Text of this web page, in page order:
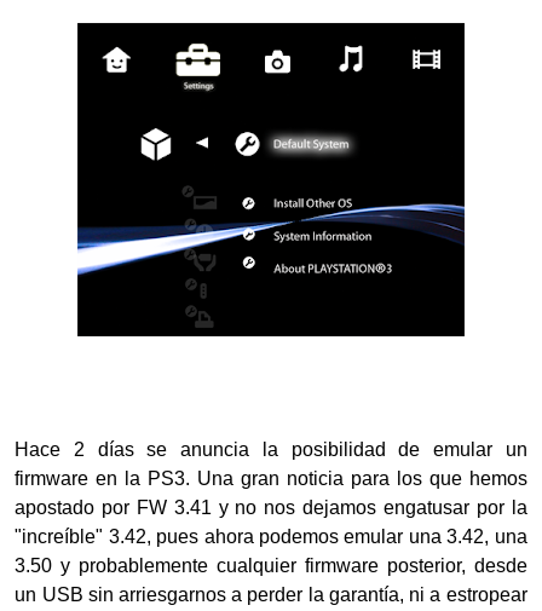
Hace 2 días se anuncia la posibilidad de emular un
firmware en la PS3. Una gran noticia para los que hemos
apostado por FW 3.41 y no nos dejamos engatusar por la
"increíble" 3.42, pues ahora podemos emular una 3.42, una
3.50 y probablemente cualquier firmware posterior, desde
un USB sin arriesgarnos a perder la garantía, ni a estropear